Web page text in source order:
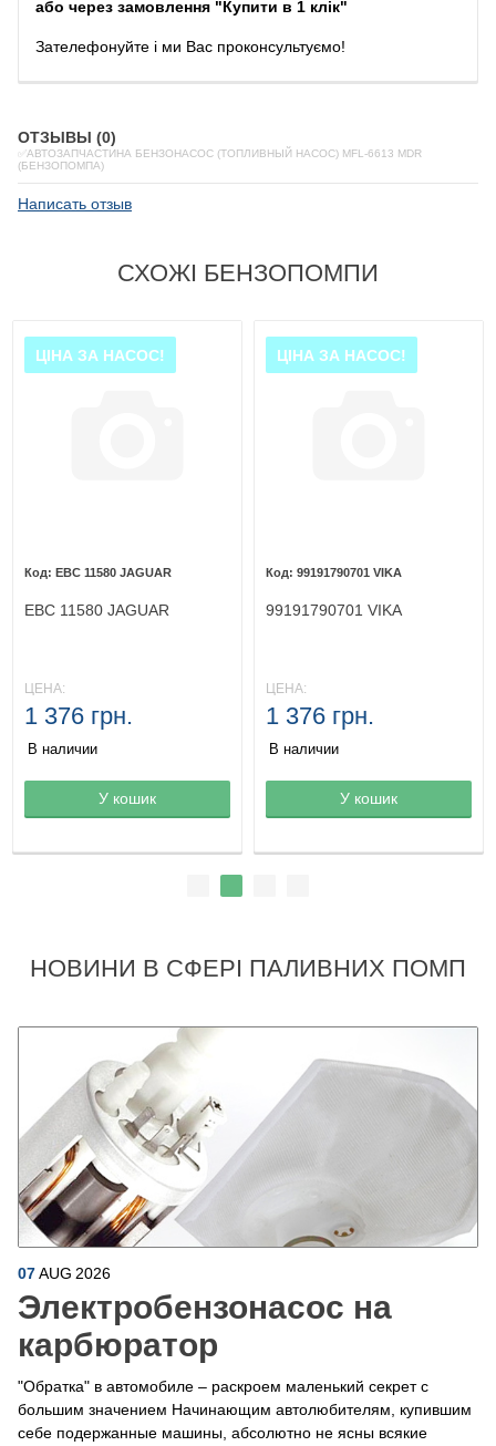
або через замовлення "Купити в 1 клік"
Зателефонуйте і ми Вас проконсультуємо!
ОТЗЫВЫ (0)
✅АВТОЗАПЧАСТИНА БЕНЗОНАСОС (ТОПЛИВНЫЙ НАСОС) MFL-6613 MDR
(БЕНЗОПОМПА)
Написать отзыв
СХОЖІ БЕНЗОПОМПИ
Товар в корзине
ЦІНА ЗА НАСОС!
EBC 11580 JAGUAR
EBC 11580 JAGUAR
ЦЕНА:
1 376 грн.
В наличии
У кошик Товар в корзине
ЦІНА ЗА НАСОС!
99191790701 VIKA
99191790701 VIKA
ЦЕНА:
1 376 грн.
В наличии
У кошик
НОВИНИ В СФЕРІ ПАЛИВНИХ ПОМП
07AUG 2026
Электробензонасос на
карбюратор
"Обратка" в автомобиле – раскроем маленький секрет с
большим значением Начинающим автолюбителям, купившим
себе подержанные машины, абсолютно не ясны всякие